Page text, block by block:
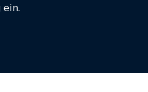
ein.